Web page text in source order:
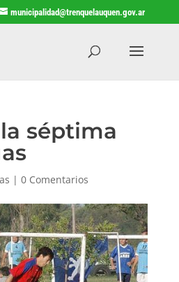
municipalidad@trenquelauquen.gov.ar
séptima
| 0 Comentarios